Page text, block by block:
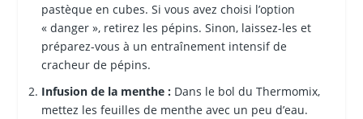
pastèque en cubes. Si vous avez choisi l’option
« danger », retirez les pépins. Sinon, laissez-les et
préparez-vous à un entraînement intensif de
cracheur de pépins.
Infusion de la menthe :Dans le bol du Thermomix,
mettez les feuilles de menthe avec un peu d’eau.